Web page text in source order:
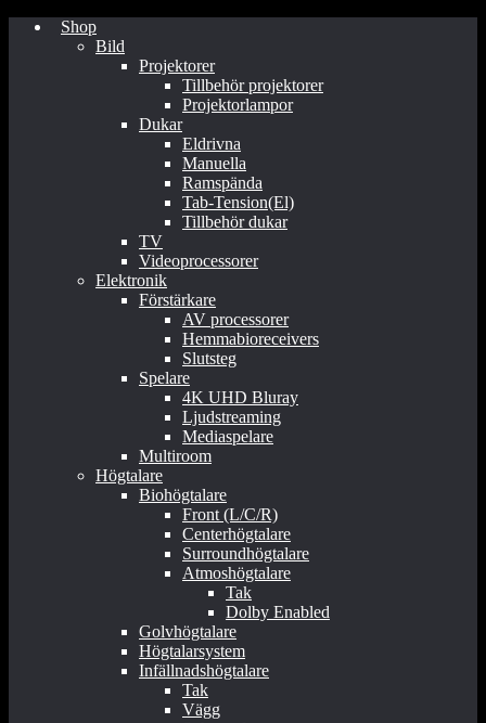
Shop
Bild
Projektorer
Tillbehör projektorer
Projektorlampor
Dukar
Eldrivna
Manuella
Ramspända
Tab-Tension(El)
Tillbehör dukar
TV
Videoprocessorer
Elektronik
Förstärkare
AV processorer
Hemmabioreceivers
Slutsteg
Spelare
4K UHD Bluray
Ljudstreaming
Mediaspelare
Multiroom
Högtalare
Biohögtalare
Front (L/C/R)
Centerhögtalare
Surroundhögtalare
Atmoshögtalare
Tak
Dolby Enabled
Golvhögtalare
Högtalarsystem
Infällnadshögtalare
Tak
Vägg